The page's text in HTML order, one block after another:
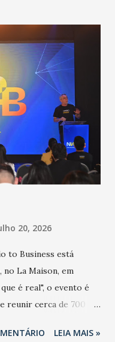
os ambientes
vivendo uma
os anos, com
ou H1N1. Trata-se
com um poder de
apontou o
com chance de
grande risco à
saber fazer a
não so...
20, 2026
to Business está
no La Maison, em
é real", o evento é
reunir cerca de 700
2022, o NM2B
LEIA MAIS »